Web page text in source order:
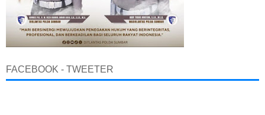
FACEBOOK - TWEETER